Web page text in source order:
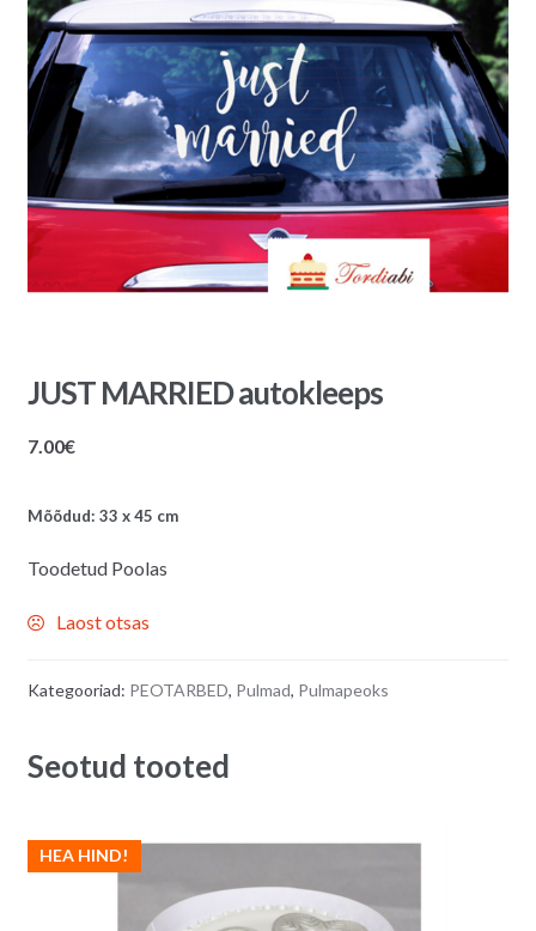
JUST MARRIED autokleeps
7.00€
Mõõdud: 33 x 45 cm
Toodetud Poolas
Laost otsas
Kategooriad: PEOTARBED, Pulmad, Pulmapeoks
Seotud tooted
HEA HIND!